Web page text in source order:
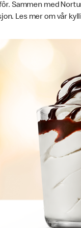
Sammen med
Les mer om vår